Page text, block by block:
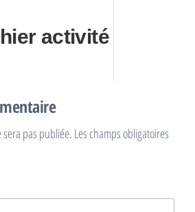
activité
pas publiée. Les champs obligatoires